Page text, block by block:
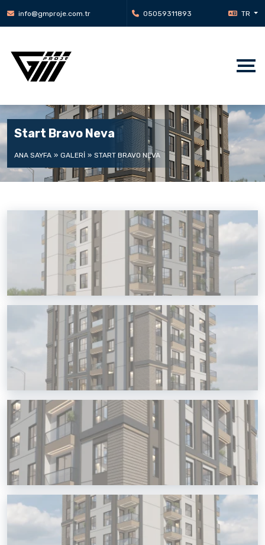
info@gmproje.com.tr 05059311893 TR
Start Bravo Neva
ANA SAYFA GALERI START BRAVO NEVA